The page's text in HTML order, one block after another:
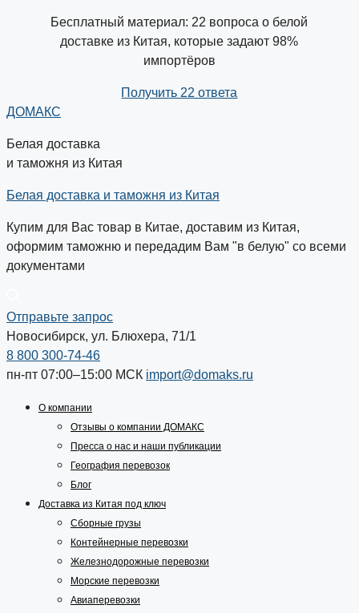
Бесплатный материал: 22 вопроса о белой
доставке из Китая, которые задают 98%
импортёров
Получить 22 ответа
ДОМАКС
Белая доставка
и таможня из Китая
Белая доставка и таможня из Китая
Купим для Вас товар в Китае, доставим из Китая,
оформим таможню и передадим Вам "в белую" со всеми
документами
Отправьте запрос
Новосибирск, ул. Блюхера, 71/1
8 800 300-74-46
пн-пт 07:00–15:00 МСК import@domaks.ru
О компании
Отзывы о компании ДОМАКС
Пресса о нас и наши публикации
География перевозок
Блог
Доставка из Китая под ключ
Сборные грузы
Контейнерные перевозки
Железнодорожные перевозки
Морские перевозки
Авиаперевозки